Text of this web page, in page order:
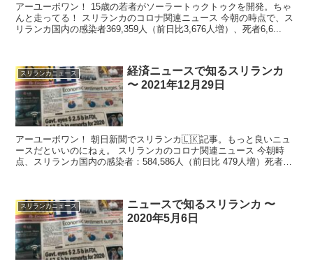
アーユーボワン！ 15歳の若者がソーラートゥクトゥクを開発。ちゃ
んと走ってる！ スリランカのコロナ関連ニュース 今朝の時点で、ス
リランカ国内の感染者369,359人（前日比3,676人増）、死者6,6...
スリランカニュース
経済ニュースで知るスリランカ
〜 2021年12月29日
アーユーボワン！ 朝日新聞でスリランカ🇱🇰記事。もっと良いニュ
ースだといいのにねぇ。 スリランカのコロナ関連ニュース 今朝時
点、スリランカ国内の感染者：584,586人（前日比 479人増）死者：
スリランカニュース
ニュースで知るスリランカ 〜
2020年5月6日